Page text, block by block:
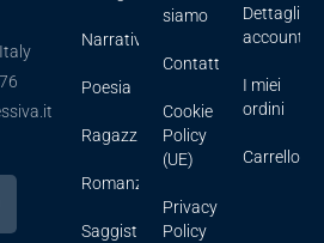
Narrativa
Poesia
Ragazzi
Romanzi
Saggistica
siamo
Contatti
Cookie
Policy
(UE)
Privacy
Policy
Dettagli
account
I miei
ordini
Carrello